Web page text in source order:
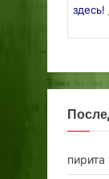
здесь!
пирита